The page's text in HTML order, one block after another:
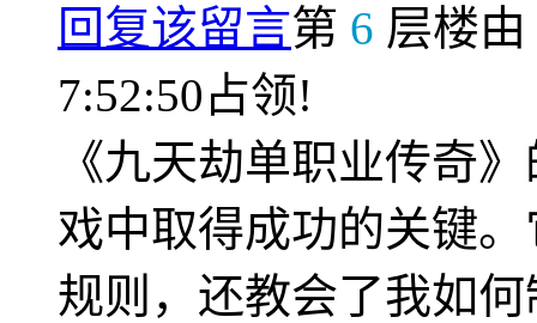
回复该留言第 6 层楼由
7:52:50占领!
《九天劫单职业传奇
戏中取得成功的关键
规则，还教会了我如